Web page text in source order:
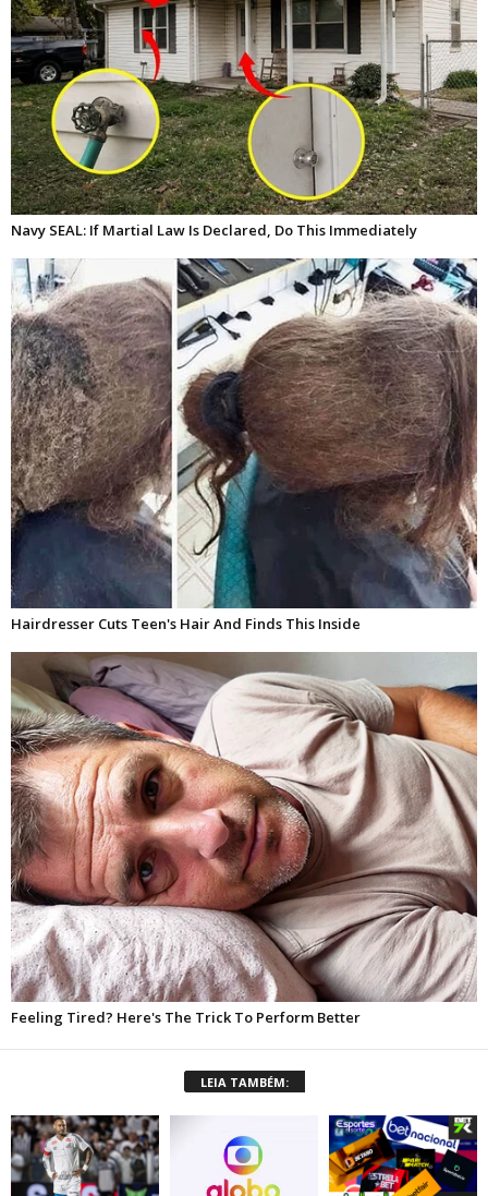
LEIA TAMBÉM: